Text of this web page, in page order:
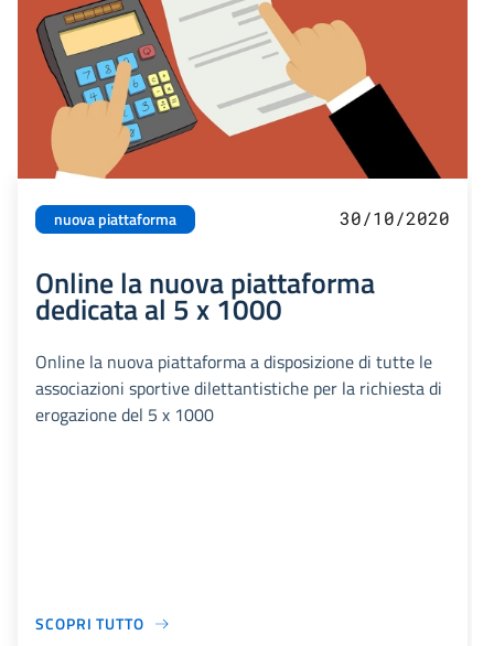
nuova piattaforma 30/10/2020
Online la nuova piattaforma
dedicata al 5 x 1000
Online la nuova piattaforma a disposizione di tutte le
associazioni sportive dilettantistiche per la richiesta di
erogazione del 5 x 1000
SCOPRI TUTTO